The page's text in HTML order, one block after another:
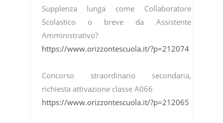
Supplenza lunga come Collaboratore
Scolastico o breve da Assistente
Amministrativo?
https://www.orizzontescuola.it/?p=212074
Concorso straordinario secondaria,
richiesta attivazione classe A066
https://www.orizzontescuola.it/?p=212065